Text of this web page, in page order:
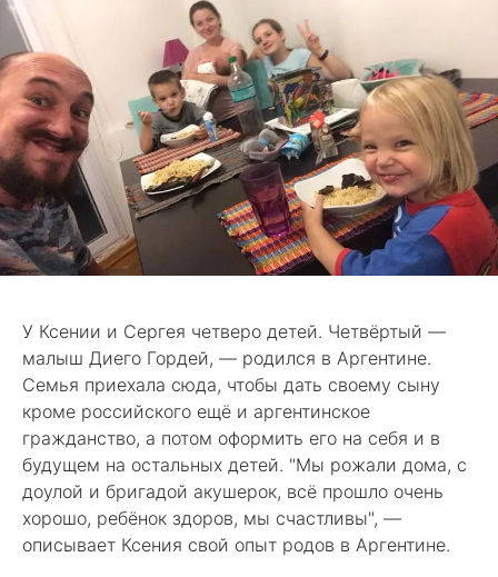
У Ксении и Сергея четверо детей. Четвёртый —
малыш Диего Гордей, — родился в Аргентине.
Семья приехала сюда, чтобы дать своему сыну
кроме российского ещё и аргентинское
гражданство, а потом оформить его на себя и в
будущем на остальных детей. "Мы рожали дома, с
доулой и бригадой акушерок, всё прошло очень
хорошо, ребёнок здоров, мы счастливы", —
описывает Ксения свой опыт родов в Аргентине.